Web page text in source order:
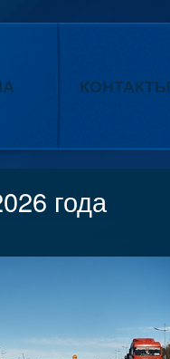
КОНТАКТЫ
года